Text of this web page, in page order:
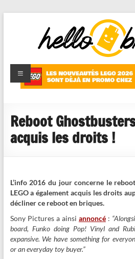
HelloBricks
Blog LEGO,
nouveaut�s
reviews
Reboot
acquis les droits !
L’info 2016 du jour concerne le
LEGO a également acquis les droits
décliner ce reboot en briques.
Sony Pictures a ainsi annoncé:
board, Funko doing Pop! Vinyl and
expansive. We have something for
or an everyday toy buyer.”